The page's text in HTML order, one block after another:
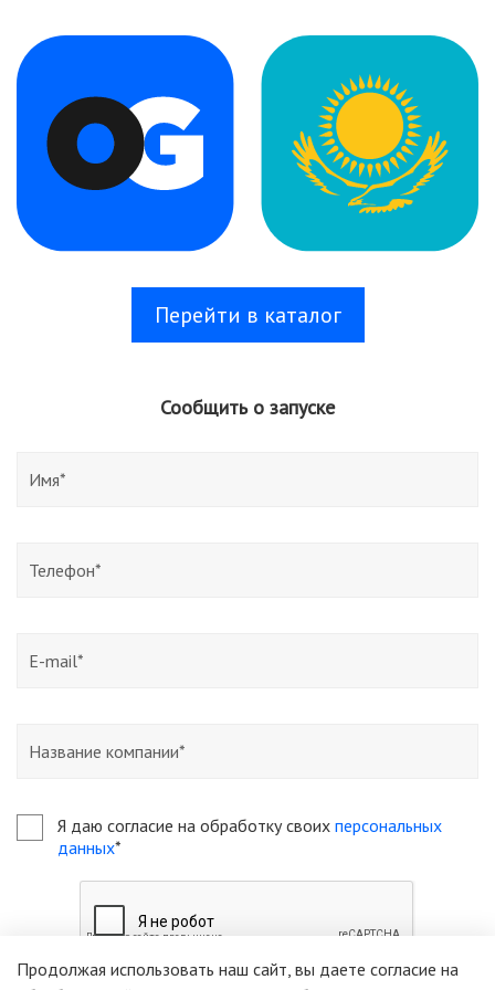
Перейти в каталог
Сообщить о запуске
Я даю согласие на обработку своих персональных
данных*
Продолжая использовать наш сайт, вы даете согласие на